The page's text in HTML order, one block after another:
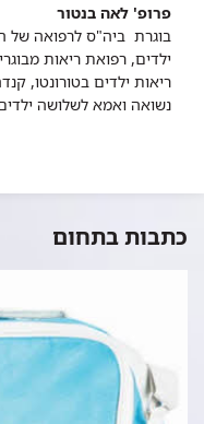
פרופ' לאה בנטור
בוגרת ביה"ס לרפואה של
ילדים, רפואת ריאות
ריאות ילדים בטורונטו,
נשואה ואמא לשלושה
כתבות בתחום